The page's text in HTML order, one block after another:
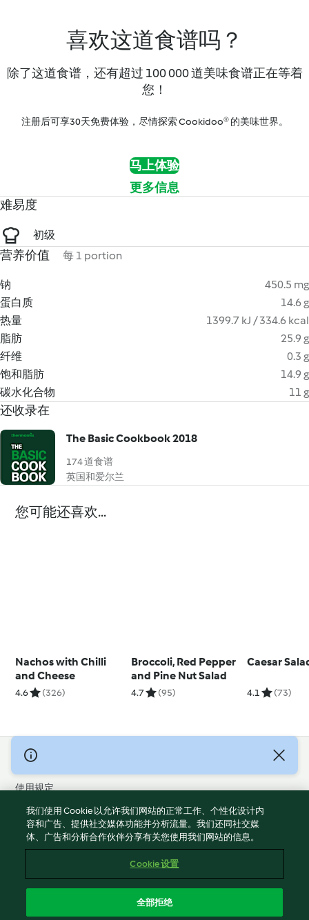
喜欢这道食谱吗？
除了这道食谱，还有超过 100 000 道美味食谱正在等着
您！
注册后可享30天免费体验，尽情探索 Cookidoo® 的美味世界。
马上体验
更多信息
难易度
初级
营养价值 每 1 portion
钠
450.5 mg
蛋白质
14.6 g
热量
1399.7 kJ / 334.6 kcal
脂肪
25.9 g
纤维
0.3 g
饱和脂肪
14.9 g
碳水化合物
11 g
还收录在
The Basic Cookbook 2018
174 道食谱
英国和爱尔兰
您可能还喜欢...
Nachos with Chilli
and Cheese
4.6 (326)
Broccoli, Red Pepper
and Pine Nut Salad
4.7 (95)
Caesar
4.1 (73)
© 版权 2026
使用规定
隐私政策
免责声明
版本说明
报告内容
无障碍声明
我们使用 Cookie 以允许我们网站的正常工作、个性化设计内
容和广告、提供社交媒体功能并分析流量。我们还同社交媒
体、广告和分析合作伙伴分享有关您使用我们网站的信息。
Cookie 设置
全部拒绝